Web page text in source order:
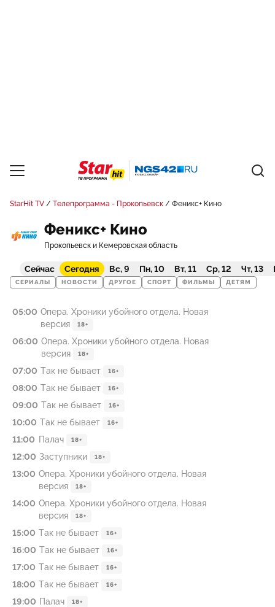
StarHit TV Телепрограмма - Прокопьевск Феникс+ Кино
Феникс+ Кино
Прокопьевск и Кемеровская область
Сейчас Сегодня Вс, 9 Пн, 10 Вт, 11 Ср, 12 Чт, 13
СЕРИАЛЫ НОВОСТИ ДРУГОЕ СПОРТ ФИЛЬМЫ ДЕТЯМ
05:00 Опера. Хроники убойного отдела. Новая
версия
18+
06:00 Опера. Хроники убойного отдела. Новая
версия
18+
07:00 Так не бывает 16+
08:00 Так не бывает 16+
09:00 Так не бывает 16+
10:00 Так не бывает 16+
11:00 Палач 18+
12:00 Заступники 18+
13:00 Опера. Хроники убойного отдела. Новая
версия
18+
14:00 Опера. Хроники убойного отдела. Новая
версия
18+
15:00 Так не бывает 16+
16:00 Так не бывает 16+
17:00 Так не бывает 16+
18:00 Так не бывает 16+
19:00 Палач 18+